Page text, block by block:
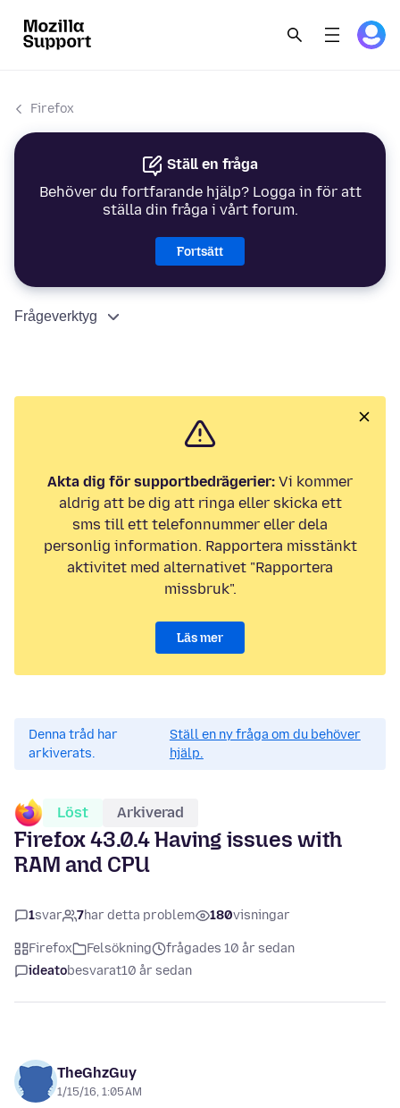
Firefox
Ställ en fråga
Behöver du fortfarande hjälp? Logga in för att
ställa din fråga i vårt forum.
Fortsätt
Frågeverktyg
Akta dig för supportbedrägerier: Vi kommer
aldrig att be dig att ringa eller skicka ett
sms till ett telefonnummer eller dela
personlig information. Rapportera misstänkt
aktivitet med alternativet "Rapportera
missbruk".
Läs mer
Denna tråd har
arkiverats.
Ställ en ny fråga om du behöver
hjälp.
Löst Arkiverad
Firefox 43.0.4 Having issues with
RAM and CPU
1svar 7har detta problem 180visningar
Firefox Felsökning
frågades 10 år sedan
ideatobesvarat10 år sedan
TheGhzGuy
1/15/16, 1:05 AM